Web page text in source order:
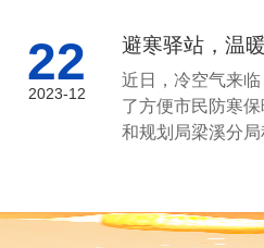
22
2023-12
避寒驿站，温
开辟“防寒关爱
近日，冷空气来
了方便市民防寒
和规划局梁溪分